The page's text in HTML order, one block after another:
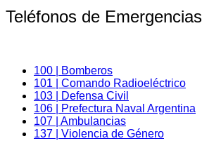
Teléfonos de Emergencias
100 | Bomberos
101 | Comando Radioeléctrico
103 | Defensa Civil
106 | Prefectura Naval Argentina
107 | Ambulancias
137 | Violencia de Género